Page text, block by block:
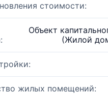
стоимости:
Объект
(Жилой
жилых помещений: